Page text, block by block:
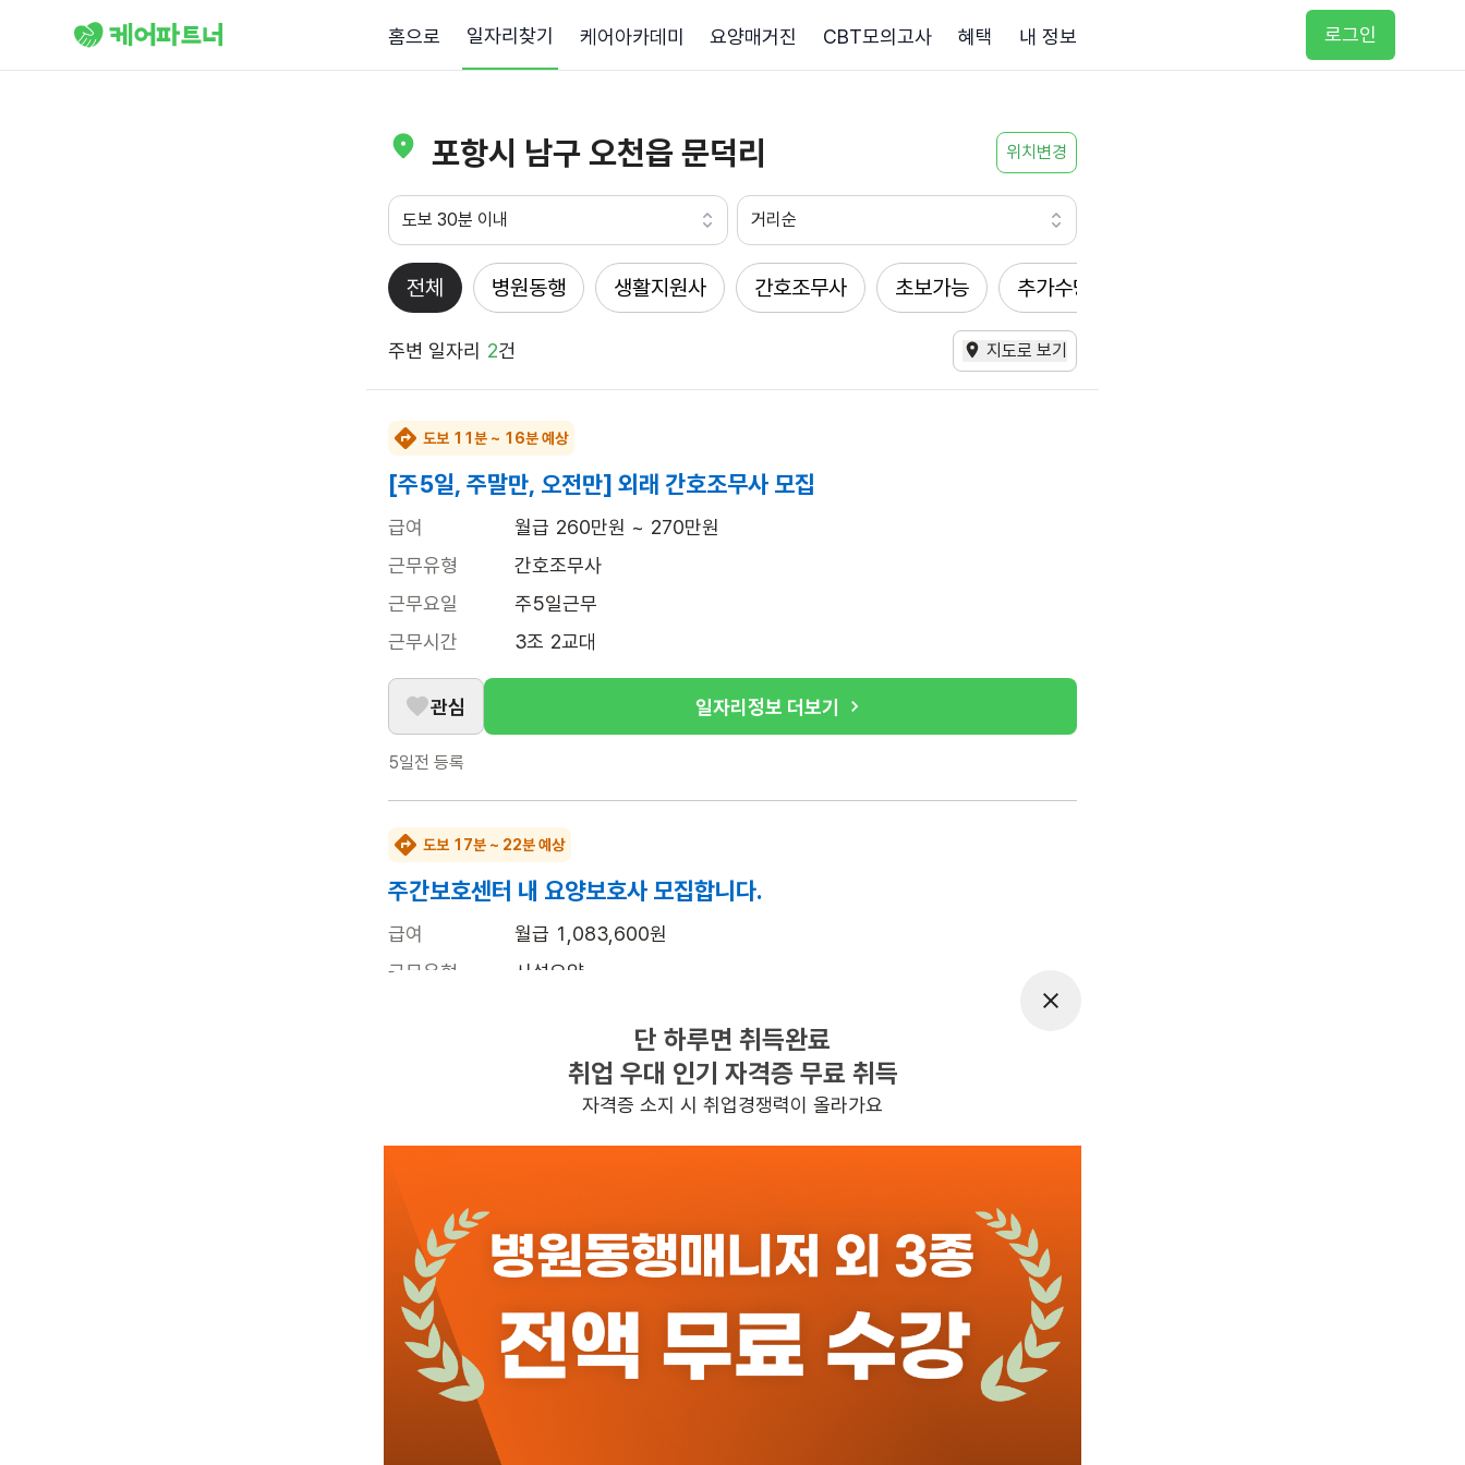
홈으로 일자리찾기 케어아카데미 요양매거진 CBT모의고사 혜택 내 정보 로그인
포항시 남구 오천읍 문덕리 위치변경
도보 30분 이내 거리순
전체 병원동행 생활지원사 간호조무사 초보가능 추가수당
주변 일자리 2건 지도로 보기
도보 11분 ~ 16분 예상
[주5일, 주말만, 오전만] 외래 간호조무사 모집
급여
월급 260만원 ~ 270만원
근무유형
간호조무사
근무요일
주5일근무
근무시간
3조 2교대
관심 일자리정보 더보기
5일전 등록
도보 17분 ~ 22분 예상
주간보호센터 내 요양보호사 모집합니다.
급여
월급 1,083,600원
근무유형
시설요양
평일 : (근무시간) (오전) 8시 30분 ~ (오후) 1시 00분, 주 5일 근무, 평
균근무시간 : 20
관심 일자리정보 더보기
반경 3KM 이내의 일자리 확인하기
단 하루면 취득완료
취업 우대 인기 자격증 무료 취득
자격증 소지 시 취업경쟁력이 올라가요